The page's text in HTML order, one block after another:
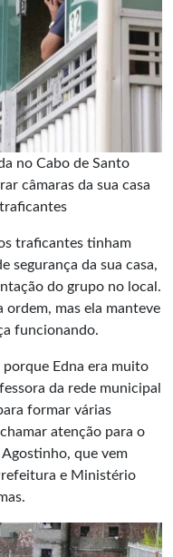
no Cabo de Santo
câmaras da sua casa
traficantes tinham
segurança da sua casa,
do grupo no local.
mas ela manteve
funcionando.
Edna era muito
da rede municipal
formar várias
atenção para o
que vem
e Ministério